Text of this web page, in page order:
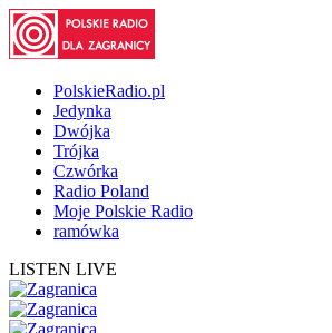
PolskieRadio.pl
Jedynka
Dwójka
Trójka
Czwórka
Radio Poland
Moje Polskie Radio
ramówka
LISTEN LIVE